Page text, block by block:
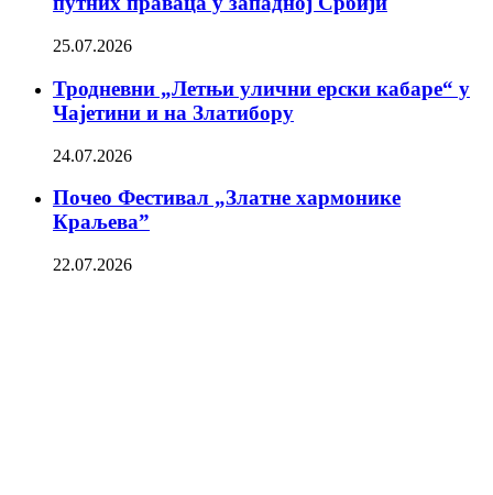
25.07.2026
Тродневни „Летњи улични ерски кабаре“ у
Чајетини и на Златибору
24.07.2026
Почео Фестивал „Златне хармонике
Краљева”
22.07.2026